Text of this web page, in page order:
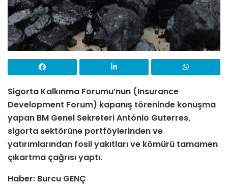
Sigorta Kalkınma Forumu’nun (Insurance
Development Forum) kapanış töreninde konuşma
yapan BM Genel Sekreteri António Guterres,
sigorta sektörüne portföylerinden ve
yatırımlarından fosil yakıtları ve kömürü tamamen
çıkartma çağrısı yaptı.
Haber: Burcu GENÇ